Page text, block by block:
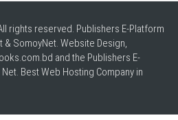
rights reserved. Publishers E-Platform
& SomoyNet. Website Design,
and the Publishers E-
BestWeb Hosting Company in